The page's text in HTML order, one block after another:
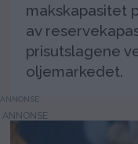
makskapasitet
av
prisutslagene
oljemarkedet.
ANNONSE